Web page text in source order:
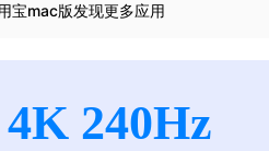
宝mac版发现更多应用
4K 240Hz